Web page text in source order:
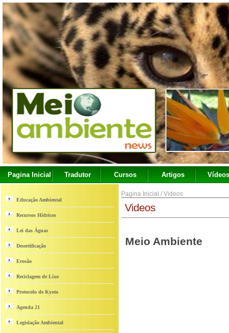
Pagina Inicial Tradutor Cursos Artigos Vídeos
Educação Ambiental
Recursos Hídricos
Lei das Águas
Desertificação
Erosão
Reciclagem de Lixo
Protocolo de Kyoto
Agenda 21
Legislação Ambiental
Pagina Inicial / Videos
Videos
Meio Ambiente